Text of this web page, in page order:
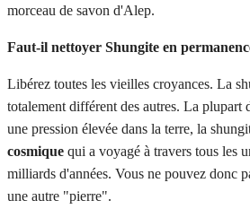
morceau de savon d'Alep.
Faut-il nettoyer Shungite en
Libérez toutes les vieilles croyances. La
totalement différent des autres. La plupart
une pression élevée dans la terre, la
cosmique qui a voyagé à travers tous les
milliards d'années. Vous ne pouvez donc
une autre "pierre".